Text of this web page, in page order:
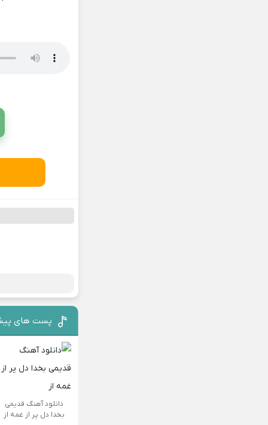
پست های
دانلود آهنگ قدیمی
بخدا دل پر از غمه از